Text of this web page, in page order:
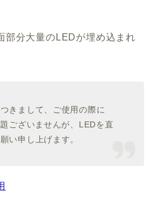
部分大量のLEDが埋め込まれ
きまして、ご使用の際に
ございませんが、LEDを直
い申し上げます。